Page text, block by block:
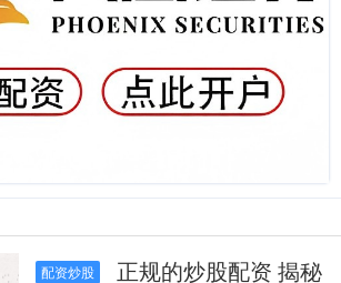
配资炒股